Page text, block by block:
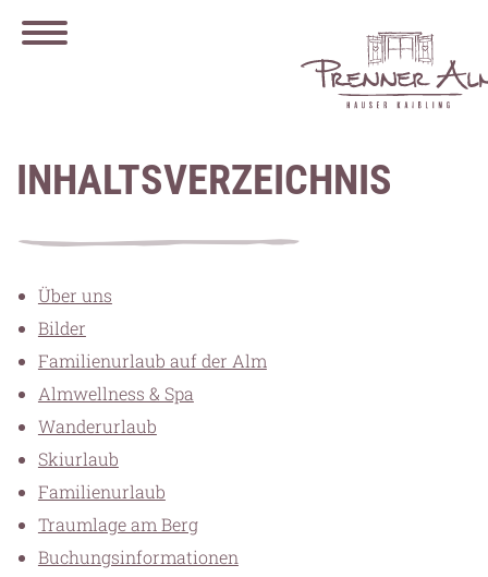
INHALTSVERZEICHNIS
Über uns
Bilder
Familienurlaub auf der Alm
Almwellness & Spa
Wanderurlaub
Skiurlaub
Familienurlaub
Traumlage am Berg
Buchungsinformationen